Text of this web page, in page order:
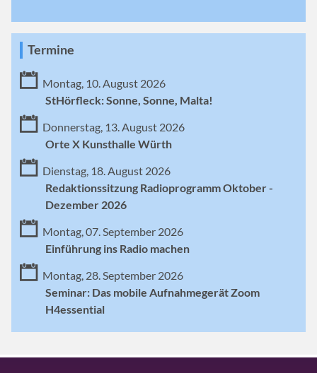
Termine
Montag, 10. August 2026
StHörfleck: Sonne, Sonne, Malta!
Donnerstag, 13. August 2026
Orte X Kunsthalle Würth
Dienstag, 18. August 2026
Redaktionssitzung Radioprogramm Oktober -
Dezember 2026
Montag, 07. September 2026
Einführung ins Radio machen
Montag, 28. September 2026
Seminar: Das mobile Aufnahmegerät Zoom
H4essential